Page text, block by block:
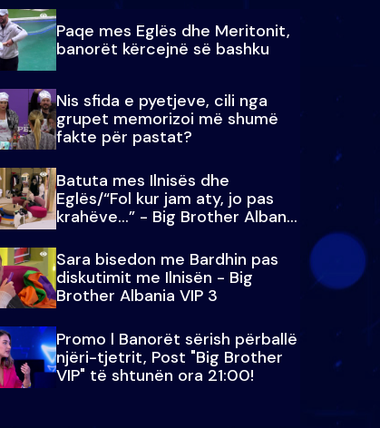
Paqe mes Eglës dhe Meritonit,
banorët kërcejnë së bashku
Nis sfida e pyetjeve, cili nga
grupet memorizoi më shumë
fakte për pastat?
Batuta mes Ilnisës dhe
Eglës/“Fol kur jam aty, jo pas
krahëve…” - Big Brother Albania
VIP 3
Sara bisedon me Bardhin pas
diskutimit me Ilnisën - Big
Brother Albania VIP 3
Promo l Banorët sërish përballë
njëri-tjetrit, Post "Big Brother
VIP" të shtunën ora 21:00!